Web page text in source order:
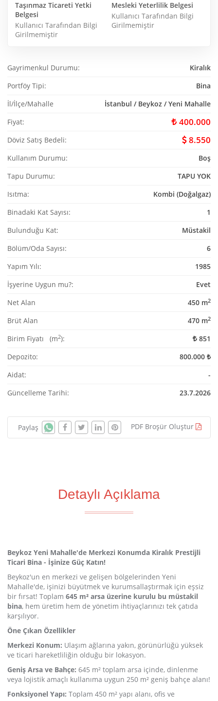
Taşınmaz Ticareti Yetki
Belgesi
Kullanıcı Tarafından Bilgi
Girilmemiştir
Mesleki Yeterlilik Belgesi
Kullanıcı Tarafından Bilgi
Girilmemiştir
Gayrimenkul Durumu:
Kiralık
Portföy Tipi:
Bina
İl/İlçe/Mahalle
İstanbul / Beykoz / Yeni Mahalle
Fiyat:
400.000
Döviz Satış Bedeli: 8.550
Kullanım Durumu:
Boş
Tapu Durumu:
TAPU YOK
Isıtma:
Kombi (Doğalgaz)
Binadaki Kat Sayısı:
1
Bulunduğu Kat:
Müstakil
Bölüm/Oda Sayısı:
6
Yapım Yılı:
1985
İşyerine Uygun mu?:
Evet
Net Alan
450 m2
Brüt Alan 470 m2
Birim Fiyatı (m2):
851
Depozito:
800.000 ₺
Aidat:
-
Güncelleme Tarihi:
23.7.2026
Paylaş PDF Broşür Oluştur
Detaylı Açıklama
Beykoz Yeni Mahalle'de Merkezi Konumda Kiralık Prestijli
Ticari Bina - İşinize Güç Katın!
Beykoz'un en merkezi ve gelişen bölgelerinden Yeni
Mahalle'de, işinizi büyütmek ve kurumsallaştırmak için eşsiz
bir fırsat! Toplam 645 m² arsa üzerine kurulu bu müstakil
bina, hem üretim hem de yönetim ihtiyaçlarınızı tek çatıda
karşılıyor.
Öne Çıkan Özellikler
Merkezi Konum: Ulaşım ağlarına yakın, görünürlüğü yüksek
ve ticari hareketliliğin olduğu bir lokasyon.
Geniş Arsa ve Bahçe: 645 m² toplam arsa içinde, dinlenme
veya lojistik amaçlı kullanıma uygun 250 m² geniş bahçe alanı!
Fonksiyonel Yapı: Toplam 450 m² yapı alanı, ofis ve